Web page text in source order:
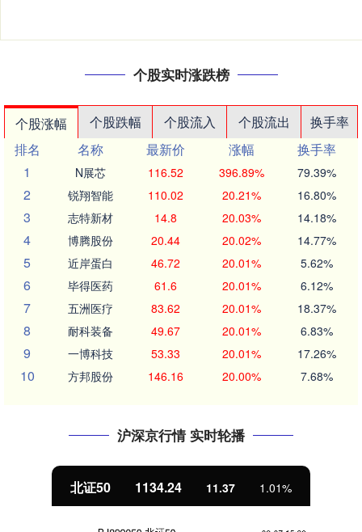
个股实时涨跌榜
个股涨幅 个股跌幅 个股流入 个股流出
换手率
排名
名称 最新价 涨幅
换手率
1
N展芯 116.52 396.89% 79.39%
2 锐翔智能 110.02 20.21% 16.80%
3 志特新材 14.8 20.03% 14.18%
4 博腾股份 20.44 20.02% 14.77%
5 近岸蛋白 46.72 20.01% 5.62%
6 毕得医药 61.6 20.01% 6.12%
7 五洲医疗 83.62 20.01% 18.37%
8 耐科装备 49.67 20.01% 6.83%
9 一博科技 53.33 20.01% 17.26%
10 方邦股份 146.16 20.00% 7.68%
沪深京行情 实时轮播
北证50 1134.24 11.37 1.01%